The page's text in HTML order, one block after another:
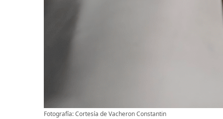
Fotografía: Cortesía de Vacheron Constantin